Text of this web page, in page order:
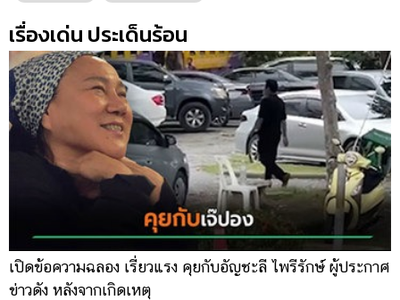
เรื่องเด่น ประเด็นร้อน
เปิดข้อความฉลอง เรี่ยวแรง คุยกับอัญชะลี ไพรีรักษ์ ผู้ประกาศ
ข่าวดัง หลังจากเกิดเหตุ